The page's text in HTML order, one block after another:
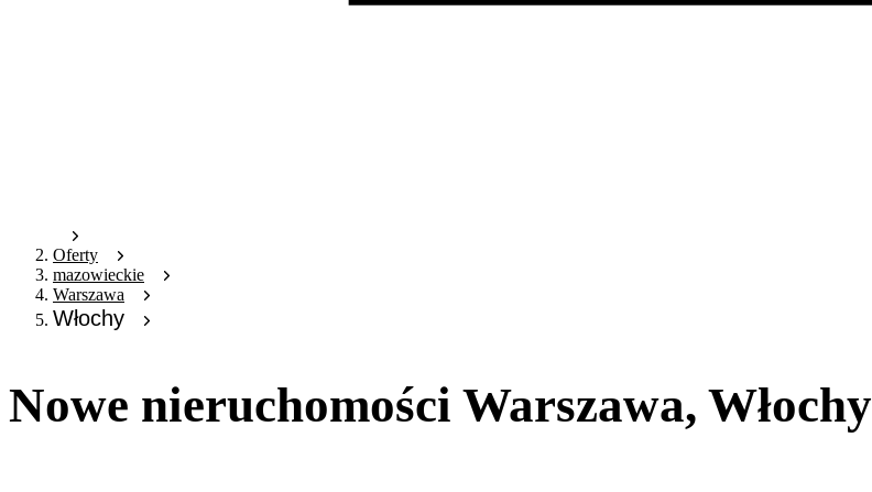
Oferty
mazowieckie
Warszawa
Włochy
Nowe nieruchomości Warszawa, Włochy